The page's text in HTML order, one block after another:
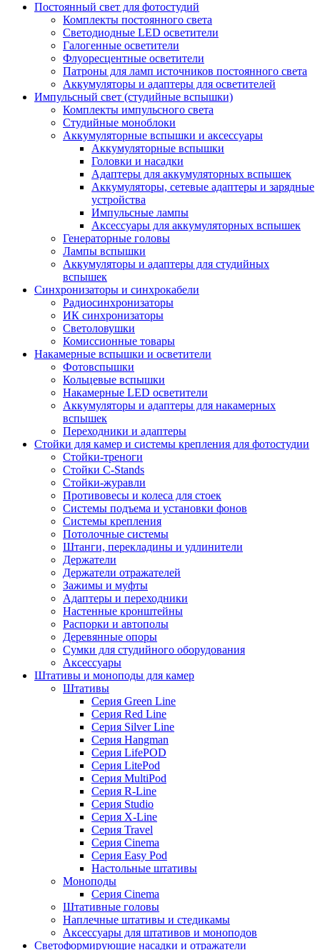
Постоянный свет для фотостудий
Комплекты постоянного света
Светодиодные LED осветители
Галогенные осветители
Флуоресцентные осветители
Патроны для ламп источников постоянного света
Аккумуляторы и адаптеры для осветителей
Импульсный свет (студийные вспышки)
Комплекты импульсного света
Студийные моноблоки
Аккумуляторные вспышки и аксессуары
Аккумуляторные вспышки
Головки и насадки
Адаптеры для аккумуляторных вспышек
Аккумуляторы, сетевые адаптеры и зарядные
устройства
Импульсные лампы
Аксессуары для аккумуляторных вспышек
Генераторные головы
Лампы вспышки
Аккумуляторы и адаптеры для студийных
вспышек
Синхронизаторы и синхрокабели
Радиосинхронизаторы
ИК синхронизаторы
Светоловушки
Комиссионные товары
Накамерные вспышки и осветители
Фотовспышки
Кольцевые вспышки
Накамерные LED осветители
Аккумуляторы и адаптеры для накамерных
вспышек
Переходники и адаптеры
Стойки для камер и системы крепления для фотостудии
Стойки-треноги
Стойки C-Stands
Стойки-журавли
Противовесы и колеса для стоек
Системы подъема и установки фонов
Системы крепления
Потолочные системы
Штанги, перекладины и удлинители
Держатели
Держатели отражателей
Зажимы и муфты
Адаптеры и переходники
Настенные кронштейны
Распорки и автополы
Деревянные опоры
Сумки для студийного оборудования
Аксессуары
Штативы и моноподы для камер
Штативы
Серия Green Line
Серия Red Line
Серия Silver Line
Серия Hangman
Серия LifePOD
Серия LitePod
Серия MultiPod
Серия R-Line
Серия Studio
Серия X-Line
Серия Travel
Серия Cinema
Серия Easy Pod
Настольные штативы
Моноподы
Серия Cinema
Штативные головы
Наплечные штативы и стедикамы
Аксессуары для штативов и моноподов
Светоформирующие насадки и отражатели